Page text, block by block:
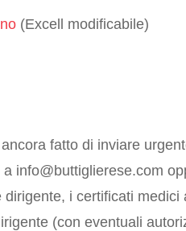
(Excell modificabile)
fatto di inviare
info@buttiglierese.com
i certificati
(con eventuali